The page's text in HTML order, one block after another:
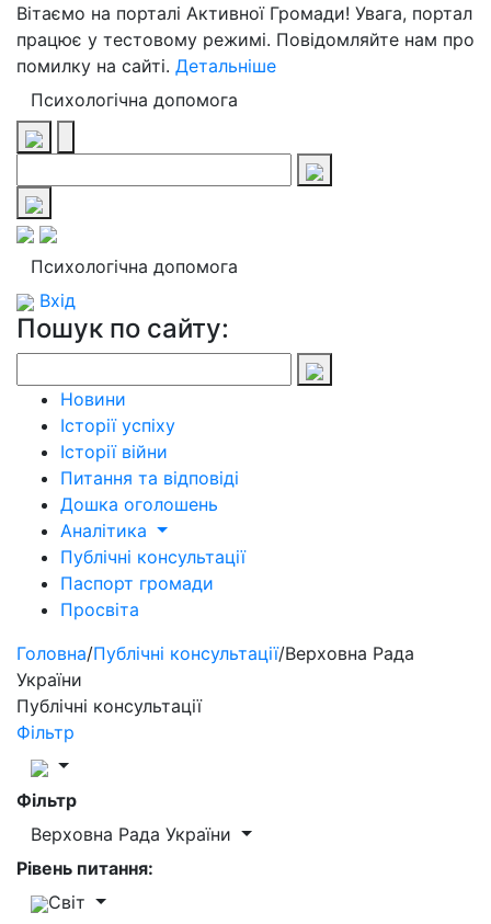
Вітаємо на порталі Активної Громади! Увага, портал
працює у тестовому режимі. Повідомляйте нам про
помилку на сайті. Детальніше
Психологічна допомога
Психологічна допомога
Вхід
Пошук по сайту:
Новини
Історії успіху
Історії війни
Питання та відповіді
Дошка оголошень
Аналітика
Публічні консультації
Паспорт громади
Просвіта
Головна/Публічні консультації/Верховна Рада
України
Публічні консультації
Фільтр
Фільтр
Верховна Рада України
Рівень питання:
Світ